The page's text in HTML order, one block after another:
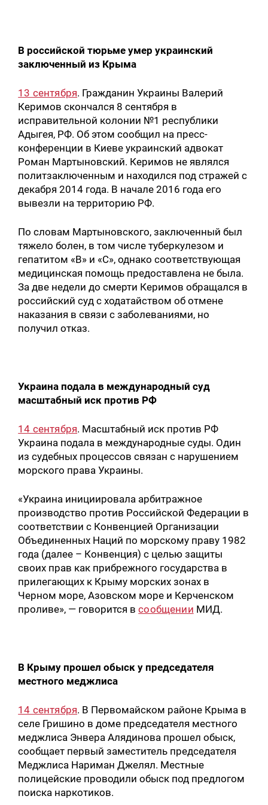
В российской тюрьме умер украинский
заключенный из Крыма
13 сентября. Гражданин Украины Валерий
Керимов скончался 8 сентября в
исправительной колонии №1 республики
Адыгея, РФ. Об этом сообщил на пресс-
конференции в Киеве украинский адвокат
Роман Мартыновский. Керимов не являлся
политзаключенным и находился под стражей с
декабря 2014 года. В начале 2016 года его
вывезли на территорию РФ.
По словам Мартыновского, заключенный был
тяжело болен, в том числе туберкулезом и
гепатитом «В» и «С», однако соответствующая
медицинская помощь предоставлена не была.
За две недели до смерти Керимов обращался в
российский суд с ходатайством об отмене
наказания в связи с заболеваниями, но
получил отказ.
Украина подала в международный суд
масштабный иск против РФ
14 сентября. Масштабный иск против РФ
Украина подала в международные суды. Один
из судебных процессов связан с нарушением
морского права Украины.
«Украина инициировала арбитражное
производство против Российской Федерации в
соответствии с Конвенцией Организации
Объединенных Наций по морскому праву 1982
года (далее – Конвенция) с целью защиты
своих прав как прибрежного государства в
прилегающих к Крыму морских зонах в
Черном море, Азовском море и Керченском
проливе», — говорится всообщении МИД.
В Крыму прошел обыск у председателя
местного меджлиса
14 сентября. В Первомайском районе Крыма в
селе Гришино в доме председателя местного
меджлиса Энвера Алядинова прошел обыск,
сообщает первый заместитель председателя
Меджлиса Нариман Джелял. Местные
полицейские проводили обыск под предлогом
поиска наркотиков.